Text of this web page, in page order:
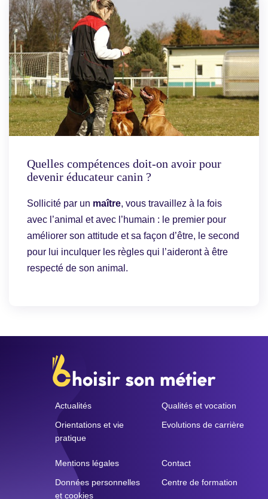
Quelles compétences doit-on avoir pour
devenir éducateur canin ?
Sollicité par un maître, vous travaillez à la fois
avec l’animal et avec l’humain : le premier pour
améliorer son attitude et sa façon d’être, le second
pour lui inculquer les règles qui l’aideront à être
respecté de son animal.
Actualités
Orientations et vie
pratique
Qualités et vocation
Evolutions de carrière
Mentions légales
Données personnelles
et cookies
Contact
Centre de formation